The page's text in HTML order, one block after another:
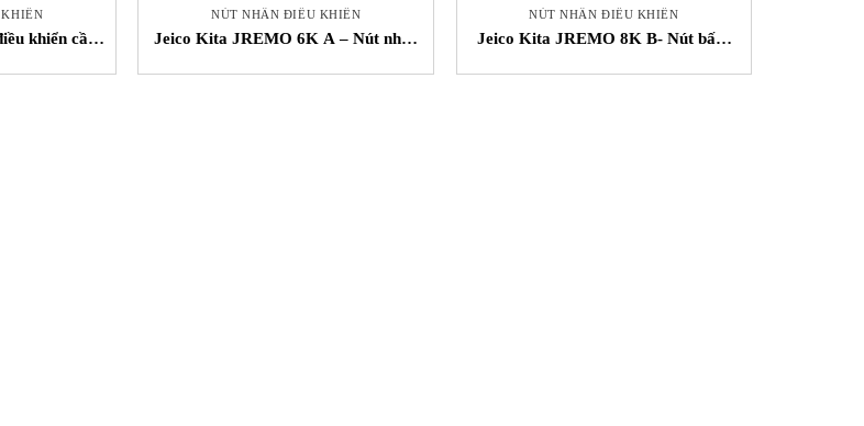
khiển cần
NÚT NHẤN ĐIỀU KHIỂN
Jeico Kita JREMO 6K A – Nút nhấn
NÚT NHẤN ĐIỀU KHIỂN
Jeico Kita JREMO 8K B- Nút bấm